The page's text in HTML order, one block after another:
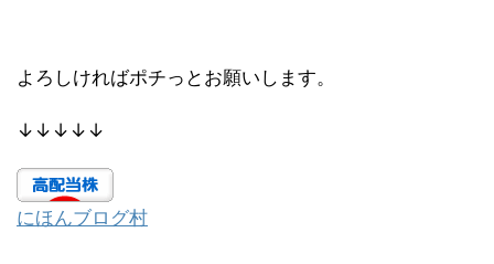
よろしければポチっとお願いします。
↓↓↓↓↓
にほんブログ村